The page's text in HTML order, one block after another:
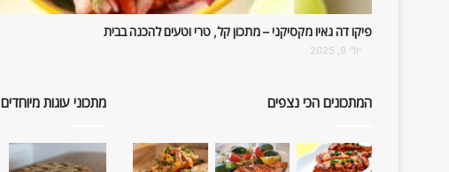
פיקו דה גאיו מקסיקני – מתכון קל, טרי וטעים להכנה בבית
יולי 9, 2025
המתכונים הכי נצפים מתכוני עוגות מיוחדים